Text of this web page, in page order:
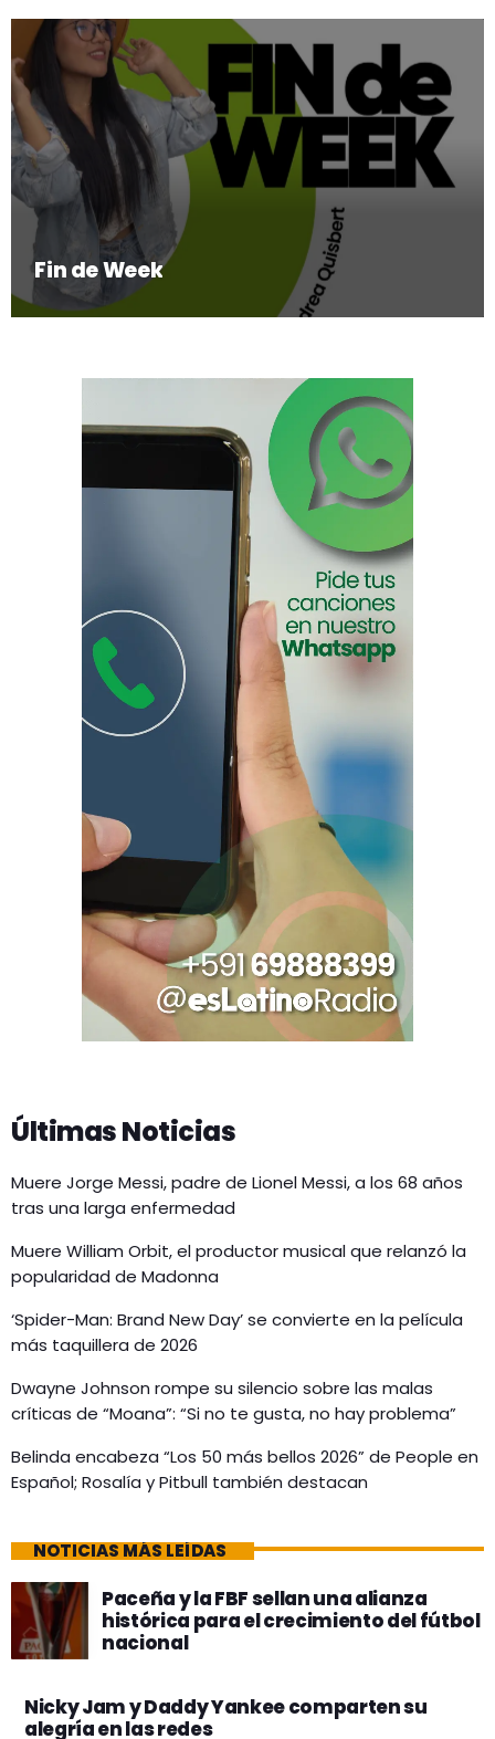
Fin de Week
Últimas Noticias
Muere Jorge Messi, padre de Lionel Messi, a los 68 años
tras una larga enfermedad
Muere William Orbit, el productor musical que relanzó la
popularidad de Madonna
‘Spider-Man: Brand New Day’ se convierte en la película
más taquillera de 2026
Dwayne Johnson rompe su silencio sobre las malas
críticas de “Moana”: “Si no te gusta, no hay problema”
Belinda encabeza “Los 50 más bellos 2026” de People en
Español; Rosalía y Pitbull también destacan
NOTICIAS MÁS LEÍDAS
Paceña y la FBF sellan una alianza
histórica para el crecimiento del fútbol
nacional
Nicky Jam y Daddy Yankee comparten su
alegría en las redes